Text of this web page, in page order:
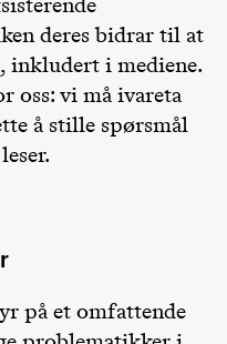
deres bidrar til at
inkludert i mediene.
oss: vi må ivareta
å stille spørsmål
på et omfattende